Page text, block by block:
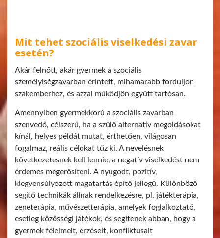
Mit tehet szociális viselkedési zavar
esetén?
Akár felnőtt, akár gyermek a szociális
személyiségzavarban érintett, mihamarabb forduljon
szakemberhez, és azzal működjön együtt tartósan.
Amennyiben gyermekkorú a szociális zavarban
szenvedő, célszerű, ha a szülő alternatív megoldásokat
kínál, helyes példát mutat, érthetően, világosan
fogalmaz, reális célokat tűz ki. A nevelésnek
következetesnek kell lennie, a negatív viselkedést nem
érdemes megerősíteni. A nyugodt, pozitív,
kiegyensúlyozott magatartás építő jellegű. Különböző
segítő technikák állnak rendelkezésre, pl. játékterápia,
zeneterápia, művészetterápia, amelyek foglalkoztató,
esetleg közösségi játékok, és segítenek abban, hogy a
gyermek félelmeit, érzéseit, konfliktusait